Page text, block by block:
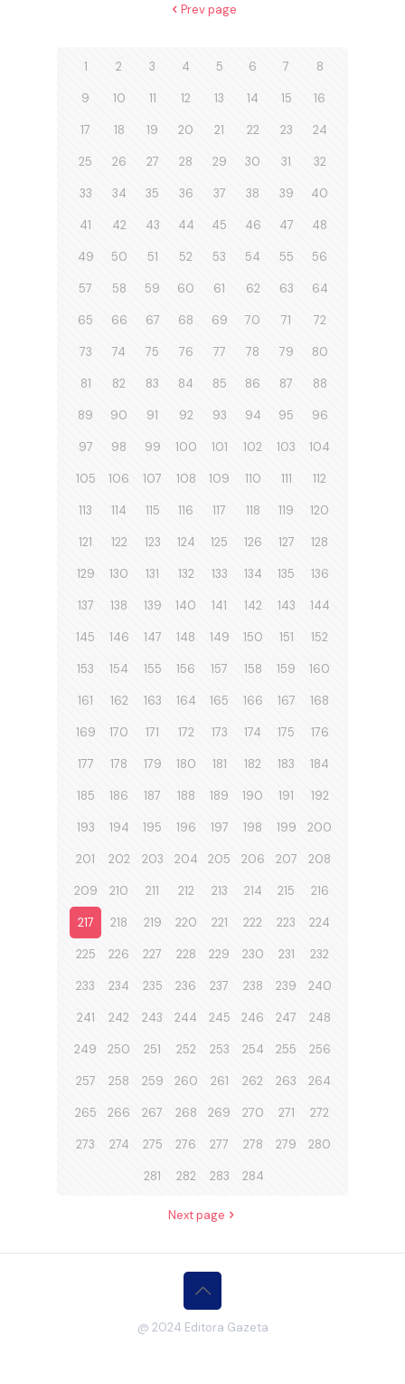
Prev page
1 2 3 4 5 6 7 8
9 10 11 12 13 14 15 16
17 18 19 20 21 22 23 24
25 26 27 28 29 30 31 32
33 34 35 36 37 38 39 40
41 42 43 44 45 46 47 48
49 50 51 52 53 54 55 56
57 58 59 60 61 62 63 64
65 66 67 68 69 70 71 72
73 74 75 76 77 78 79 80
81 82 83 84 85 86 87 88
89 90 91 92 93 94 95 96
97 98 99 100 101 102 103 104
105 106 107 108 109 110 111 112
113 114 115 116 117 118 119 120
121 122 123 124 125 126 127 128
129 130 131 132 133 134 135 136
137 138 139 140 141 142 143 144
145 146 147 148 149 150 151 152
153 154 155 156 157 158 159 160
161 162 163 164 165 166 167 168
169 170 171 172 173 174 175 176
177 178 179 180 181 182 183 184
185 186 187 188 189 190 191 192
193 194 195 196 197 198 199 200
201 202 203 204 205 206 207 208
209 210 211 212 213 214 215 216
217 218 219 220 221 222 223 224
225 226 227 228 229 230 231 232
233 234 235 236 237 238 239 240
241 242 243 244 245 246 247 248
249 250 251 252 253 254 255 256
257 258 259 260 261 262 263 264
265 266 267 268 269 270 271 272
273 274 275 276 277 278 279 280
281 282 283 284
Next page
@ 2024 Editora Gazeta